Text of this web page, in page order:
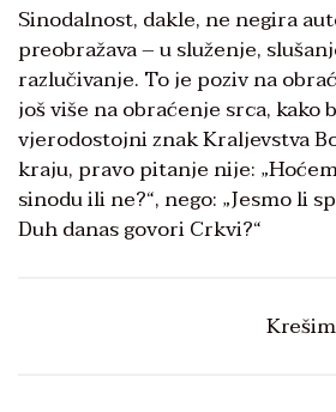
Sinodalnost, dakle, ne negira
preobražava – u služenje,
razlučivanje. To je poziv na
još više na obraćenje srca, kako
vjerodostojni znak Kraljevstva
kraju, pravo pitanje nije:
sinodu ili ne?“, nego: „Jesmo li
Duh danas govori Crkvi?“